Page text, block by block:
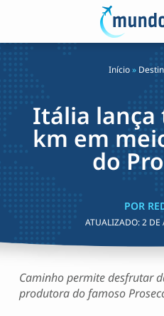
Início»
Itália lança
km em
do
POR
ATUALIZADO:2 DE
Caminho permite desfrutar
produtora do famoso